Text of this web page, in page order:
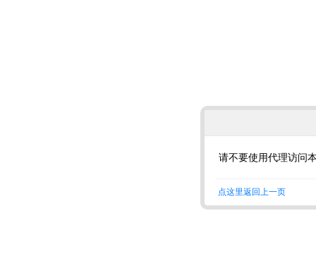
请不要使用代理访问
点这里返回上一页